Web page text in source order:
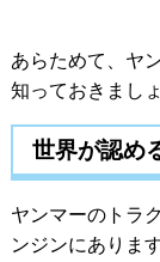
あらためて、ヤ
知っておきましょ
世界が認め
ヤンマーのトラ
ンジンにありま